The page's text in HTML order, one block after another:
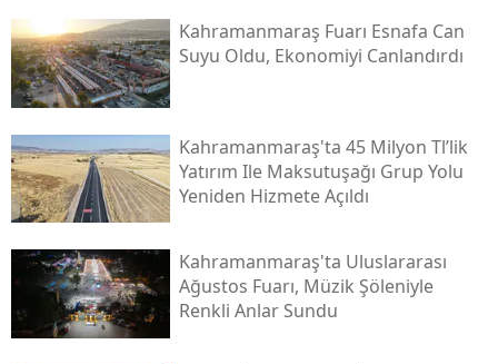
Kahramanmaraş Fuarı Esnafa Can
Suyu Oldu, Ekonomiyi Canlandırdı
Kahramanmaraş'ta 45 Milyon Tl’lik
Yatırım Ile Maksutuşağı Grup Yolu
Yeniden Hizmete Açıldı
Kahramanmaraş'ta Uluslararası
Ağustos Fuarı, Müzik Şöleniyle
Renkli Anlar Sundu